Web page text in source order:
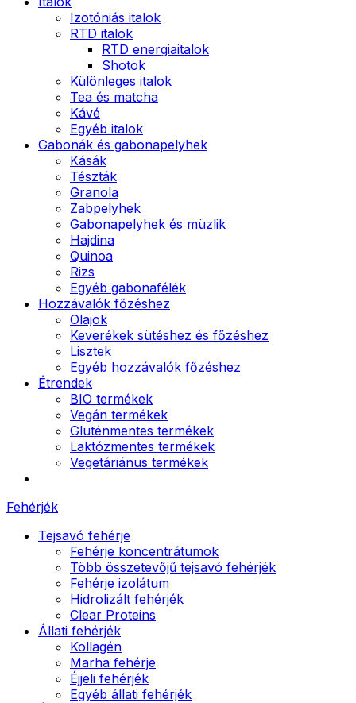
Izotóniás italok
RTD italok
RTD energiaitalok
Shotok
Különleges italok
Tea és matcha
Kávé
Egyéb italok
Gabonák és gabonapelyhek
Kásák
Tészták
Granola
Zabpelyhek
Gabonapelyhek és müzlik
Hajdina
Quinoa
Rizs
Egyéb gabonafélék
Hozzávalók főzéshez
Olajok
Keverékek sütéshez és főzéshez
Lisztek
Egyéb hozzávalók főzéshez
Étrendek
BIO termékek
Vegán termékek
Gluténmentes termékek
Laktózmentes termékek
Vegetáriánus termékek
Fehérjék
Tejsavó fehérje
Fehérje koncentrátumok
Több összetevőjű tejsavó fehérjék
Fehérje izolátum
Hidrolizált fehérjék
Clear Proteins
Állati fehérjék
Kollagén
Marha fehérje
Éjjeli fehérjék
Egyéb állati fehérjék